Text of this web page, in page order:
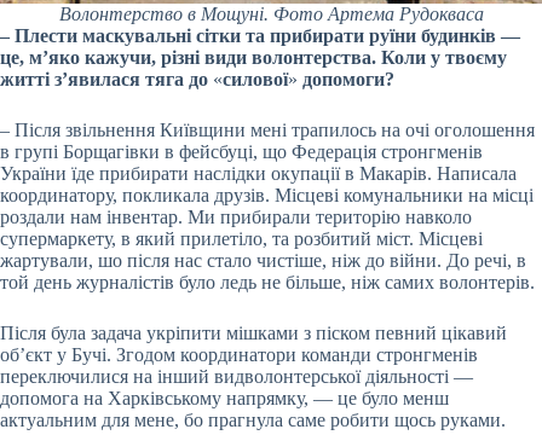
Волонтерство в Мощуні. Фото Артема Рудокваса
– Плести маскувальні сітки та прибирати руїни будинків —
це, м’яко кажучи, різні види волонтерства. Коли у твоєму
житті з’явилася тяга до «силової» допомоги?
– Після звільнення Київщини мені трапилось на очі оголошення
в групі Борщагівки в фейсбуці, що Федерація стронгменів
України їде прибирати наслідки окупації в Макарів. Написала
координатору, покликала друзів. Місцеві комунальники на місці
роздали нам інвентар. Ми прибирали територію навколо
супермаркету, в який прилетіло, та розбитий міст. Місцеві
жартували, шо після нас стало чистіше, ніж до війни. До речі, в
той день журналістів було ледь не більше, ніж самих волонтерів.
Після була задача укріпити мішками з піском певний цікавий
об’єкт у Бучі. Згодом координатори команди стронгменів
переключилися на інший видволонтерської діяльності —
допомога на Харківському напрямку, — це було менш
актуальним для мене, бо прагнула саме робити щось руками.